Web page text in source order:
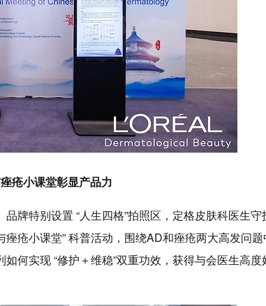
疮小课堂彰显产品力
牌特别设置 “人生四格”拍照区，定格皮肤科医生守
疮小课堂” 科普活动，围绕AD和痤疮两大高发问题
何实现 “修护＋维稳”双重功效，获得与会医生高度